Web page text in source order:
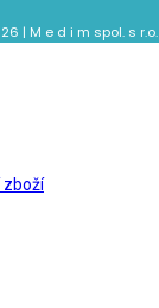
| M e d i m spol. s r.o.
zboží